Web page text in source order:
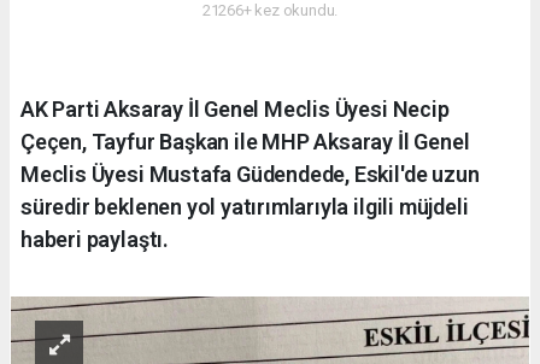
21266+ kez okundu.
AK Parti Aksaray İl Genel Meclis Üyesi Necip
Çeçen, Tayfur Başkan ile MHP Aksaray İl Genel
Meclis Üyesi Mustafa Güdendede, Eskil'de uzun
süredir beklenen yol yatırımlarıyla ilgili müjdeli
haberi paylaştı.